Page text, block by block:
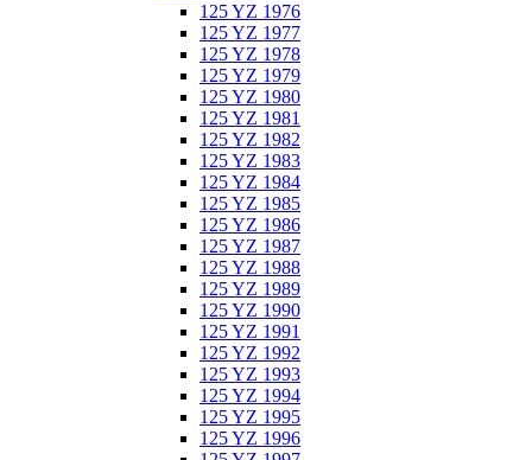
125 YZ 1976
125 YZ 1977
125 YZ 1978
125 YZ 1979
125 YZ 1980
125 YZ 1981
125 YZ 1982
125 YZ 1983
125 YZ 1984
125 YZ 1985
125 YZ 1986
125 YZ 1987
125 YZ 1988
125 YZ 1989
125 YZ 1990
125 YZ 1991
125 YZ 1992
125 YZ 1993
125 YZ 1994
125 YZ 1995
125 YZ 1996